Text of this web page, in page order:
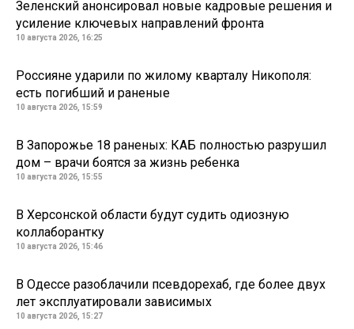
Зеленский анонсировал новые кадровые решения и
усиление ключевых направлений фронта
10 августа 2026, 16:25
Россияне ударили по жилому кварталу Никополя:
есть погибший и раненые
10 августа 2026, 15:59
В Запорожье 18 раненых: КАБ полностью разрушил
дом – врачи боятся за жизнь ребенка
10 августа 2026, 15:55
В Херсонской области будут судить одиозную
коллаборантку
10 августа 2026, 15:46
В Одессе разоблачили псевдорехаб, где более двух
лет эксплуатировали зависимых
10 августа 2026, 15:27